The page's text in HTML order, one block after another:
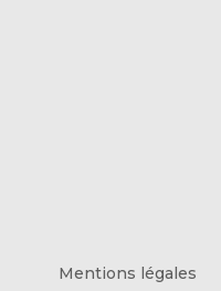
Mentions légales